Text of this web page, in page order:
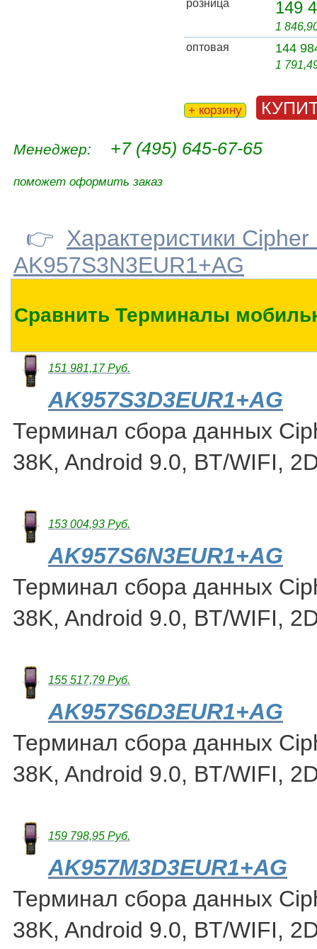
розница 149
1
оптовая
144
1
+ корзину
Менеджер: +7 (495) 645-67-65
поможет оформить заказ
👉 Характеристики Cipher
AK957S3N3EUR1+AG
Сравнить Терминалы
151 981,17 Руб.
AK957S3D3EUR1+AG
Терминал сбора данных
38K, Android 9.0, BT/WIFI,
153 004,93 Руб.
AK957S6N3EUR1+AG
Терминал сбора данных
38K, Android 9.0, BT/WIFI,
155 517,79 Руб.
AK957S6D3EUR1+AG
Терминал сбора данных
38K, Android 9.0, BT/WIFI,
159 798,95 Руб.
AK957M3D3EUR1+AG
Терминал сбора данных
38K, Android 9.0, BT/WIFI,